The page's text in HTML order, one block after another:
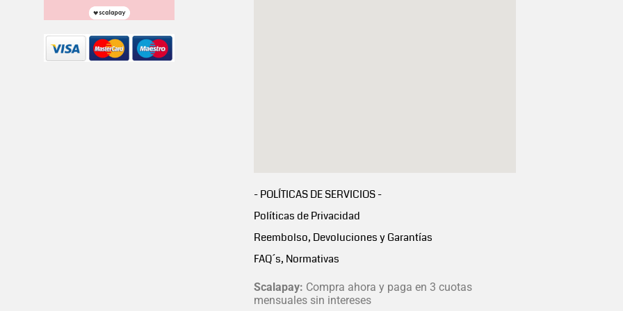
- POLÍTICAS DE SERVICIOS -
Políticas de Privacidad
Reembolso, Devoluciones y Garantías
FAQ´s, Normativas
Scalapay: Compra ahora y paga en 3 cuotas
mensuales sin intereses